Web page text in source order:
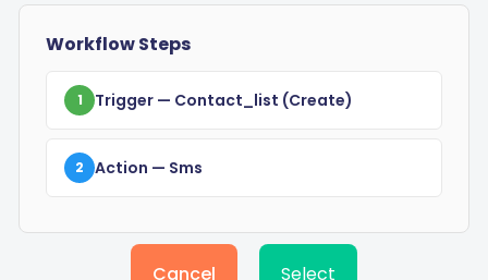
Workflow Steps
1 Trigger — Contact_list (create)
2 Action — Sms
Cancel Select